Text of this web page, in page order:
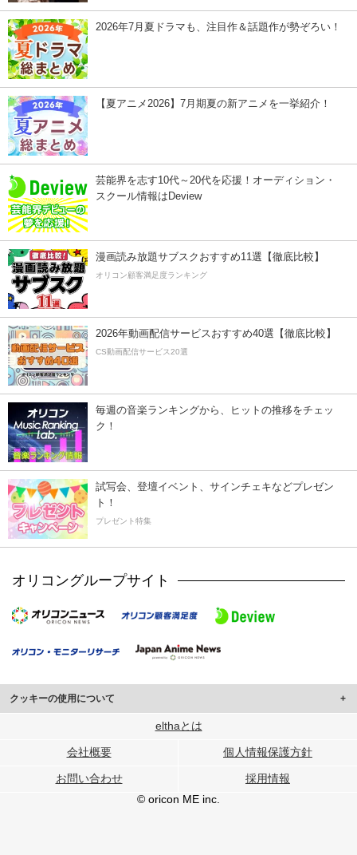
2026年7月夏ドラマも、注目作＆話題作が勢ぞろい！
【夏アニメ2026】7月期夏の新アニメを一挙紹介！
芸能界を志す10代～20代を応援！オーディション・
スクール情報はDeview
漫画読み放題サブスクおすすめ11選【徹底比較】
オリコン顧客満足度ランキング
2026年動画配信サービスおすすめ40選【徹底比較】
CS動画配信サービス20選
毎週の音楽ランキングから、ヒットの推移をチェッ
ク！
試写会、登壇イベント、サインチェキなどプレゼン
ト！
プレゼント特集
オリコングループサイト
クッキーの使用について
このサイトでは Cookie を使用して、ユーザーに合わせたコンテンツや広告の
行っています。
メディアや広告配信、データ解析の各パートナーに提供しています。
各パートナーは、この情報とユーザーが各パートナーに提供した他の情報や、
ユーザーが各パートナーのサービスを使用したときに収集した他の情報を組み
elthaとは
会社概要 個人情報保護方針
お問い合わせ
採用情報
© oricon ME inc.